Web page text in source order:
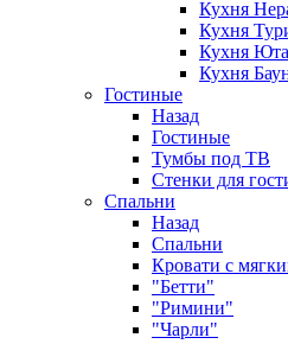
Кухня
Кухня
Кухня Юта
Кухня
Гостиные
Назад
Гостиные
Тумбы под ТВ
Стенки для
Спальни
Назад
Спальни
Кровати с
"Бетти"
"Римини"
"Чарли"